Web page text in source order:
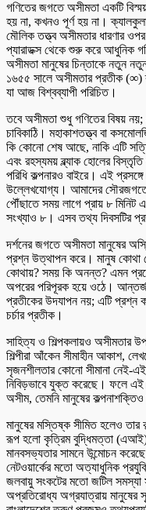
গণিতের জগতে অসীমতা একটি
হয় না, কখনও পূর্ণ হয় না।
মৌলিক তত্ত্ব অসীমতার ধারণার
প্যারাডক্স থেকে শুরু করে আধুনিক
অসীমতা মানুষের চিন্তাকে নতুন
১৬৫৫ সালে অসীমতার প্রতীক (∞)
যা আজ বিশ্বব্যাপী পরিচিত।
তবে অসীমতা শুধু গণিতের বিষয়
চাবিকাঠি। মহাকাশতত্ত্ব বা
কি কোনো শেষ আছে, নাকি এটি
এবং রহস্যময় ব্ল্যাক হোলের
পরিধি কল্পনারও বাইরে। এই প্রসঙ্গে
উল্লেখযোগ্য। আমাদের
পৌঁছাতে সময় লাগে প্রায় ৮ মিনিট
সংখ্যাও ৮। এসব তথ্য দিবসটির
দর্শনের জগতে অসীমতা মানুষের
প্রশ্ন উত্থাপন করে। মানুষ কোথা
কোথায়? সময় কি অনন্ত? এমন
অপরের পরিপূরক হয়ে ওঠে।
প্রতীকের উদযাপন নয়; এটি প্রশ্ন
চর্চার প্রতীক।
সাহিত্য ও শিল্পকলায়ও অসীমতার
শিল্পীরা আঁকেন সীমাহীন আকাশ,
সৃজনশীলতার কোনো সীমানা নেই-এই
নিবিড়ভাবে যুক্ত করেছে। ফলে এই
অসীম, তেমনি মানুষের কল্পনাশক্তিও
মানুষের মস্তিষ্ক সীমিত হলেও
রূপ হলো কৃত্রিম বুদ্ধিমত্তা
মানবসভ্যতার সামনে উন্মোচন
নেটওয়ার্কের মতো অত্যাধুনিক
জলবায়ু সংকটের মতো জটিল সমস্যা
অপ্রতিরোধ্য অগ্রযাত্রায়